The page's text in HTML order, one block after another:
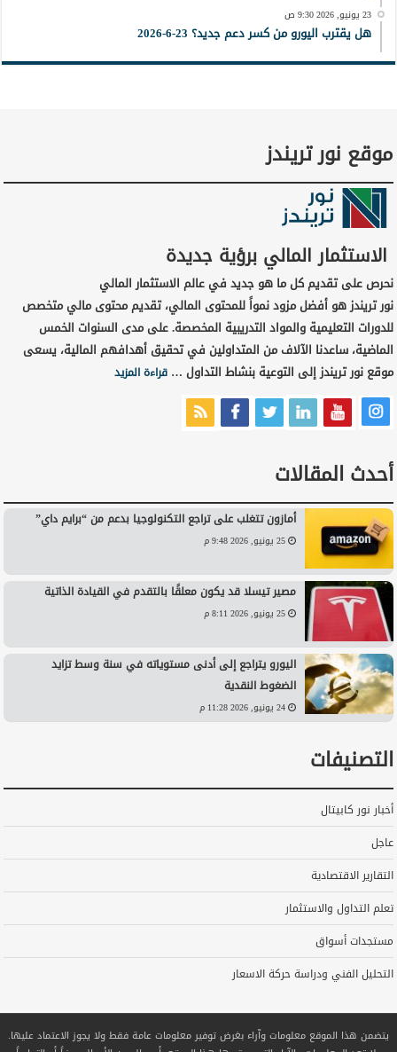
23 يونيو, 2026 9:30 ص
هل يقترب اليورو من كسر دعم جديد؟ 23-6-2026
موقع نور تريندز
الاستثمار المالي برؤية جديدة
نحرص على تقديم كل ما هو جديد في عالم الاستثمار المالي
نور تريندز هو أفضل مزود نمواً للمحتوى المالي، تقديم محتوى مالي متخصص
للدورات التعليمية والمواد التدريبية المخصصة. على مدى السنوات الخمس
الماضية، ساعدنا الآلاف من المتداولين في تحقيق أهدافهم المالية، يسعى
موقع نور تريندز إلى التوعية بنشاط التداول …قراءة المزيد
أحدث المقالات
أمازون تتغلب على تراجع التكنولوجيا بدعم من “برايم داي”
25 يونيو, 2026 9:48 م
مصير تيسلا قد يكون معلقًا بالتقدم في القيادة الذاتية
25 يونيو, 2026 8:11 م
اليورو يتراجع إلى أدنى مستوياته في سنة وسط تزايد
الضغوط النقدية
24 يونيو, 2026 11:28 م
التصنيفات
أخبار نور كابيتال
عاجل
التقارير الاقتصادية
تعلم التداول والاستثمار
مستجدات أسواق
التحليل الفني ودراسة حركة الاسعار
يتضمن هذا الموقع معلومات وآراء بغرض توفير معلومات عامة فقط ولا يجوز الاعتماد عليها.